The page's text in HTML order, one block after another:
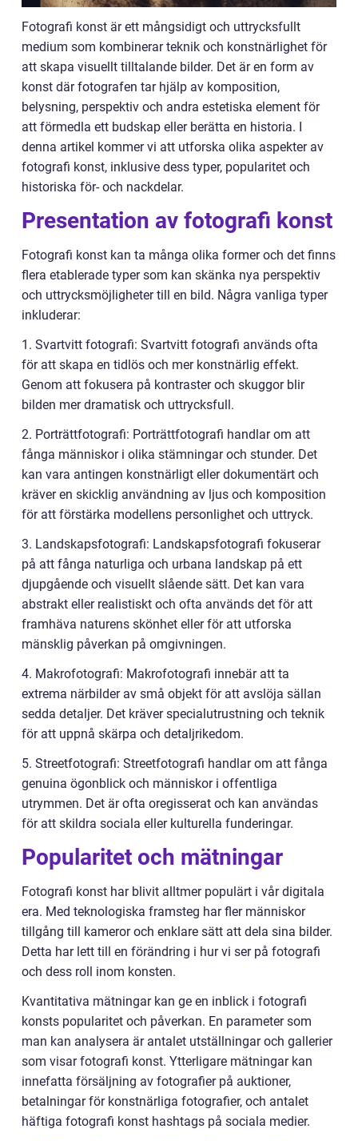
Fotografi konst är ett mångsidigt och uttrycksfullt
medium som kombinerar teknik och konstnärlighet för
att skapa visuellt tilltalande bilder. Det är en form av
konst där fotografen tar hjälp av komposition,
belysning, perspektiv och andra estetiska element för
att förmedla ett budskap eller berätta en historia. I
denna artikel kommer vi att utforska olika aspekter av
fotografi konst, inklusive dess typer, popularitet och
historiska för- och nackdelar.
Presentation av fotografi konst
Fotografi konst kan ta många olika former och det finns
flera etablerade typer som kan skänka nya perspektiv
och uttrycksmöjligheter till en bild. Några vanliga typer
inkluderar:
1. Svartvitt fotografi: Svartvitt fotografi används ofta
för att skapa en tidlös och mer konstnärlig effekt.
Genom att fokusera på kontraster och skuggor blir
bilden mer dramatisk och uttrycksfull.
2. Porträttfotografi: Porträttfotografi handlar om att
fånga människor i olika stämningar och stunder. Det
kan vara antingen konstnärligt eller dokumentärt och
kräver en skicklig användning av ljus och komposition
för att förstärka modellens personlighet och uttryck.
3. Landskapsfotografi: Landskapsfotografi fokuserar
på att fånga naturliga och urbana landskap på ett
djupgående och visuellt slående sätt. Det kan vara
abstrakt eller realistiskt och ofta används det för att
framhäva naturens skönhet eller för att utforska
mänsklig påverkan på omgivningen.
4. Makrofotografi: Makrofotografi innebär att ta
extrema närbilder av små objekt för att avslöja sällan
sedda detaljer. Det kräver specialutrustning och teknik
för att uppnå skärpa och detaljrikedom.
5. Streetfotografi: Streetfotografi handlar om att fånga
genuina ögonblick och människor i offentliga
utrymmen. Det är ofta oregisserat och kan användas
för att skildra sociala eller kulturella funderingar.
Popularitet och mätningar
Fotografi konst har blivit alltmer populärt i vår digitala
era. Med teknologiska framsteg har fler människor
tillgång till kameror och enklare sätt att dela sina bilder.
Detta har lett till en förändring i hur vi ser på fotografi
och dess roll inom konsten.
Kvantitativa mätningar kan ge en inblick i fotografi
konsts popularitet och påverkan. En parameter som
man kan analysera är antalet utställningar och gallerier
som visar fotografi konst. Ytterligare mätningar kan
innefatta försäljning av fotografier på auktioner,
betalningar för konstnärliga fotografier, och antalet
häftiga fotografi konst hashtags på sociala medier.